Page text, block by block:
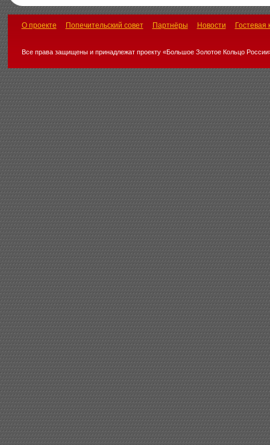
О проекте Попечительский совет Партнёры Новости Гостевая
Все права защищены и принадлежат проекту «Большое Золотое Кольцо